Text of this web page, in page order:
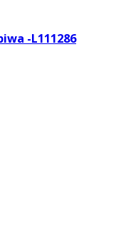
-L111286